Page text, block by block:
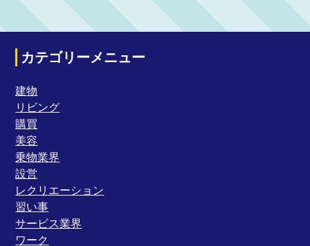
カテゴリーメニュー
建物
リビング
購買
美容
乗物業界
設営
レクリエーション
習い事
サービス業界
ワーク